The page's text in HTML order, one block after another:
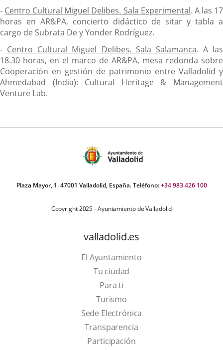
- Centro Cultural Miguel Delibes. Sala Experimental. A las 17
horas en AR&PA, concierto didáctico de sitar y tabla a
cargo de Subrata De y Yonder Rodríguez.
- Centro Cultural Miguel Delibes. Sala Salamanca. A las
18.30 horas, en el marco de AR&PA, mesa redonda sobre
Cooperación en gestión de patrimonio entre Valladolid y
Ahmedabad (India): Cultural Heritage & Management
Venture Lab.
Plaza Mayor, 1. 47001 Valladolid, España. Teléfono:+34 983 426 100
Copyright 2025 - Ayuntamiento de Valladolid
valladolid.es
El Ayuntamiento
Tu ciudad
Para ti
TurismoThis
link
will
open
Sede Electrónica
Transparencia
Participación